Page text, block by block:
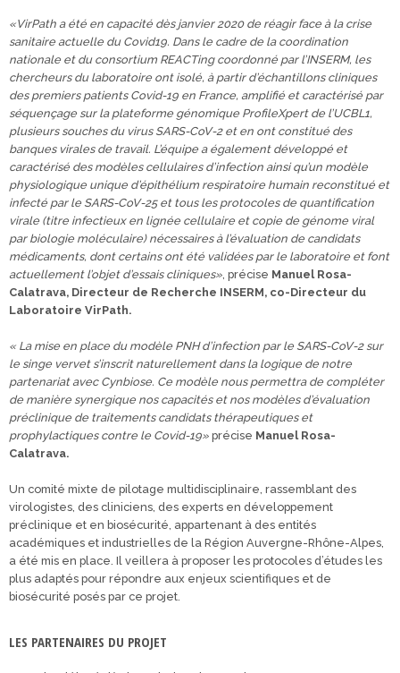
«VirPath a été en capacité dès janvier 2020 de réagir face à la crise
sanitaire actuelle du Covid19. Dans le cadre de la coordination
nationale et du consortium REACTing coordonné par l’INSERM, les
chercheurs du laboratoire ont isolé, à partir d’échantillons cliniques
des premiers patients Covid-19 en France, amplifié et caractérisé par
séquençage sur la plateforme génomique ProfileXpert de l’UCBL1,
plusieurs souches du virus SARS-CoV-2 et en ont constitué des
banques virales de travail. L’équipe a également développé et
caractérisé des modèles cellulaires d’infection ainsi qu’un modèle
physiologique unique d’épithélium respiratoire humain reconstitué et
infecté par le SARS-CoV-25 et tous les protocoles de quantification
virale (titre infectieux en lignée cellulaire et copie de génome viral
par biologie moléculaire) nécessaires à l’évaluation de candidats
médicaments, dont certains ont été validées par le laboratoire et font
actuellement l’objet d’essais cliniques», précise Manuel Rosa-
Calatrava, Directeur de Recherche INSERM, co-Directeur du
Laboratoire VirPath.
« La mise en place du modèle PNH d’infection par le SARS-CoV-2 sur
le singe vervet s’inscrit naturellement dans la logique de notre
partenariat avec Cynbiose. Ce modèle nous permettra de compléter
de manière synergique nos capacités et nos modèles d’évaluation
préclinique de traitements candidats thérapeutiques et
prophylactiques contre le Covid-19» précise Manuel Rosa-
Calatrava.
Un comité mixte de pilotage multidisciplinaire, rassemblant des
virologistes, des cliniciens, des experts en développement
préclinique et en biosécurité, appartenant à des entités
académiques et industrielles de la Région Auvergne-Rhône-Alpes,
a été mis en place. Il veillera à proposer les protocoles d’études les
plus adaptés pour répondre aux enjeux scientifiques et de
biosécurité posés par ce projet.
LES PARTENAIRES DU PROJET